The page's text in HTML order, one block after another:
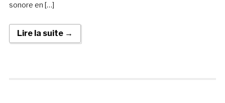
sonore en […]
Lire la suite →